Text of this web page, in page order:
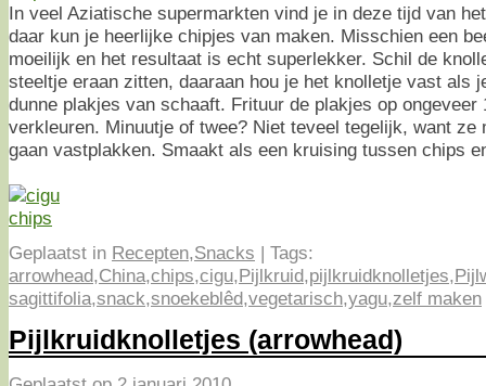
In veel Aziatische supermarkten vind je in deze tijd van
daar kun je heerlijke chipjes van maken. Misschien een
moeilijk en het resultaat is echt superlekker. Schil de
steeltje eraan zitten, daaraan hou je het knolletje vast als
dunne plakjes van schaaft. Frituur de plakjes op ongeveer
verkleuren. Minuutje of twee? Niet teveel tegelijk, want ze
gaan vastplakken. Smaakt als een kruising tussen chips
Geplaatst in Recepten,Snacks | Tags:
arrowhead,China,chips,cigu,Pijlkruid,pijlkruidknolletjes,
sagittifolia,snack,snoekeblêd,vegetarisch,yagu,zelf maken
Pijlkruidknolletjes (arrowhead)